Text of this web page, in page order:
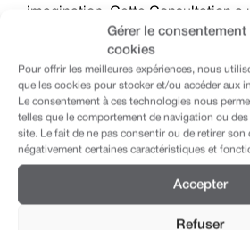
Gérer le consentement
cookies
Pour offrir les meilleures expériences, nous
que les cookies pour stocker et/ou accéder aux
Le consentement à ces technologies nous
telles que le comportement de navigation ou
site. Le fait de ne pas consentir ou de retirer
négativement certaines caractéristiques et
Accepter
Refuser
imagination. Cette Consultation a
interdisciplinaire et s’adresse aux
transformation de l’espace
paysage) et aux disciplines
humaines et sociales, ingénierie
mobilité, etc.), afin de renouveler
et dispositifs à même d’influencer
fonctionnement de l’urbain.
Il s’agit d’un mandat d’idées
La sélection sur dossiers de